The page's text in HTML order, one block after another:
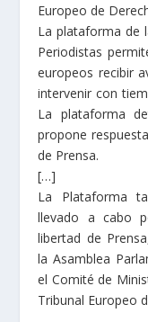
Europeo de
La plataforma de
Periodistas
europeos recibir
intervenir con
La plataforma
propone
de Prensa.
[…]
La Plataforma
llevado a cabo
libertad de
la Asamblea
el Comité de
Tribunal Europeo